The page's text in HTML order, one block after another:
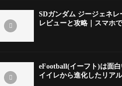
SDガンダム ジージェネレ
レビューと攻略｜スマホ
eFootball(イーフト)は面
イイレから進化したリア